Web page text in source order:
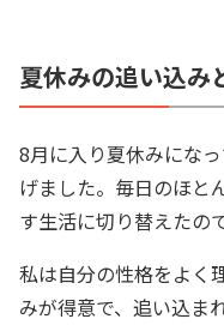
夏休みの追い込み
8月に入り夏休みにな
げました。毎日のほと
す生活に切り替えたの
私は自分の性格をよく
みが得意で、追い込ま